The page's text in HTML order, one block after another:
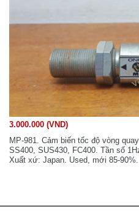
3.000.000 (VND)
MP-981. Cảm biến tốc độ vòng
SS400, SUS430, FC400. Tần số
Xuất xứ: Japan. Used, mới 85-90%.